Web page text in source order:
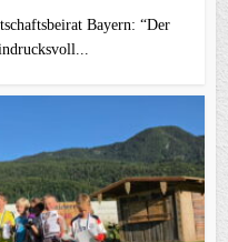
Bayern: “Der